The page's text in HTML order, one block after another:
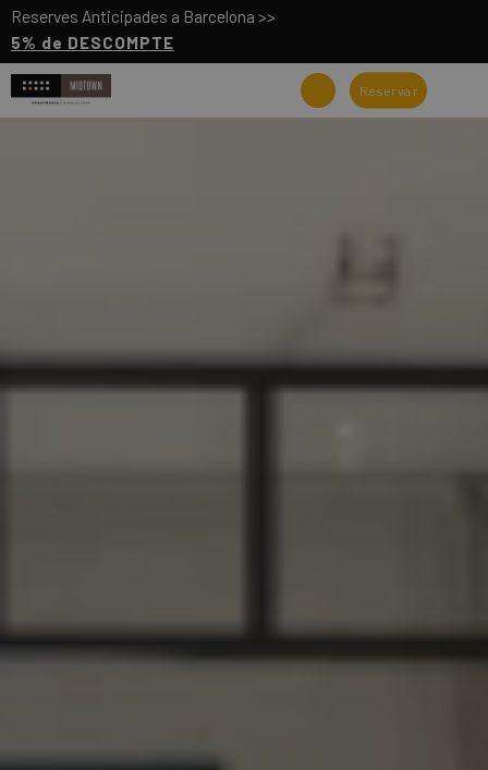
Reserves Anticipades a Barcelona >>
5% de DESCOMPTE
Reservar